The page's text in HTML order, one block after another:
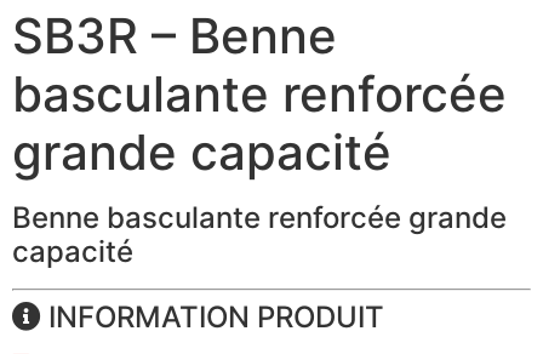
SB3R – Benne
basculante renforcée
grande capacité
Benne basculante renforcée grande
capacité
INFORMATION PRODUIT